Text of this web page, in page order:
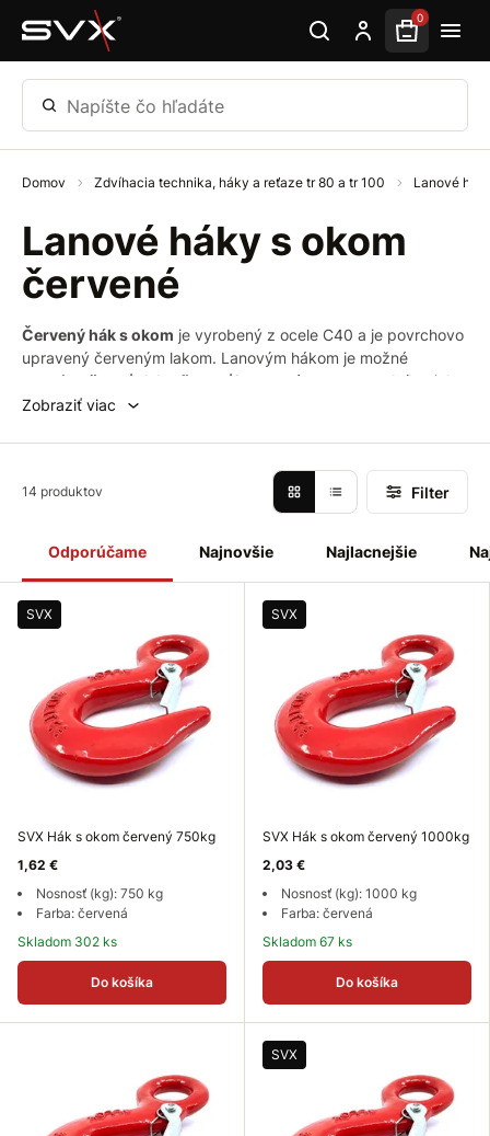
Preskočiť na hlavný obsah 0
Napíšte čo hľadáte
Domov Zdvíhacia technika, háky a reťaze tr 80 a tr 100 Lanové
Lanové háky s okom
červené
Červený hák s okom je vyrobený z ocele C40 a je povrchovo
upravený červeným lakom. Lanovým hákom je možné
premiestňovaťalebo fixovať bremená pomocou zdvíhacieho
zariadenia, a to ako na stavbe, pri preprave, tak aj v
tohto produktu súvyrobené z vysoko pevnej ocele. Tento
vyznačuje vysokou spoľahlivosťoua je považovaný
za najpopulárnejší medzi podobnými zariadeniami na
zdvíhanie bremien. Je vhodný pre menšie žeriavy alebo
nakladače.
Zobraziť viac
Odporúčame Najnovšie Najlacnejšie
14 produktov Filter
SVX
SVX Hák s okom červený 750kg
1,62 €
Nosnosť (kg): 750 kg
Farba: červená
Skladom 302 ks
Do košíka
SVX
SVX Hák s okom červený 1000kg
2,03 €
Nosnosť (kg): 1000 kg
Farba: červená
Skladom 67 ks
Do košíka
SVX